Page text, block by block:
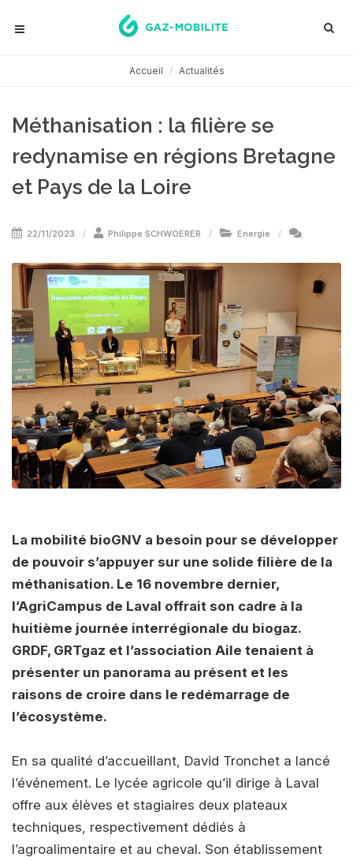
Accueil Actualités
Méthanisation : la filière se
redynamise en régions Bretagne
et Pays de la Loire
22/11/2023 Philippe SCHWOERER Energie
La mobilité bioGNV a besoin pour se développer
de pouvoir s’appuyer sur une solide filière de la
méthanisation. Le 16 novembre dernier,
l’AgriCampus de Laval offrait son cadre à la
huitième journée interrégionale du biogaz.
GRDF, GRTgaz et l’association Aile tenaient à
présenter un panorama au présent et les
raisons de croire dans le redémarrage de
l’écosystème.
En sa qualité d’accueillant, David Tronchet a lancé
l’événement. Le lycée agricole qu’il dirige à Laval
offre aux élèves et stagiaires deux plateaux
techniques, respectivement dédiés à
l’agroalimentaire et au cheval. Son établissement